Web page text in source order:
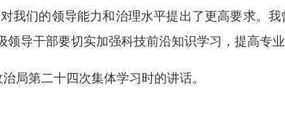
我们的领导能力和治理水平提出了更高要求。
导干部要切实加强科技前沿知识学习，提高专
局第二十四次集体学习时的讲话。